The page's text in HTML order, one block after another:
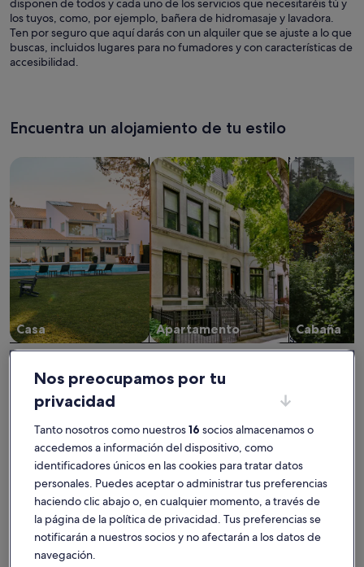
disponen de todos y cada uno de los servicios que necesitaréis tú y
los tuyos, como, por ejemplo, bañera de hidromasaje y lavadora.
Ten por seguro que aquí darás con un alquiler que se ajuste a lo que
buscas, incluidos lugares para no fumadores y con características de
accesibilidad.
Encuentra un alojamiento de tu estilo
Casa Apartamento
Busca apartamentos
Cabaña
Buscar
Encuentra el mejor lugar donde
alojarte - Livré-la-Touche
Más información sobre Gite sleeps 14, ideal for families
Más
Nos preocupamos por tu
privacidad
Tanto nosotros como nuestros16 socios almacenamos o
accedemos a información del dispositivo, como
identificadores únicos en las cookies para tratar datos
personales. Puedes aceptar o administrar tus preferencias
haciendo clic abajo o, en cualquier momento, a través de
la página de la política de privacidad. Tus preferencias se
notificarán a nuestros socios y no afectarán a los datos de
navegación.